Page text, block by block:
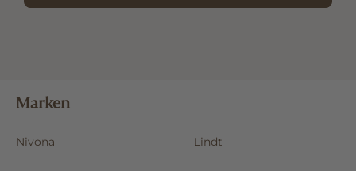
Marken
Nivona Lindt